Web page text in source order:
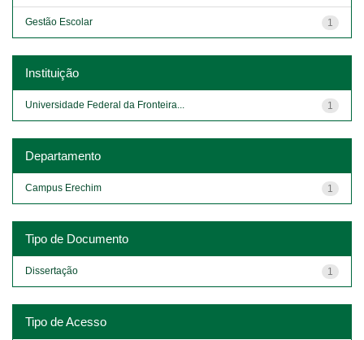
1
Gestão Escolar
Instituição
1
Universidade Federal da Fronteira...
Departamento
1
Campus Erechim
Tipo de Documento
1
Dissertação
Tipo de Acesso